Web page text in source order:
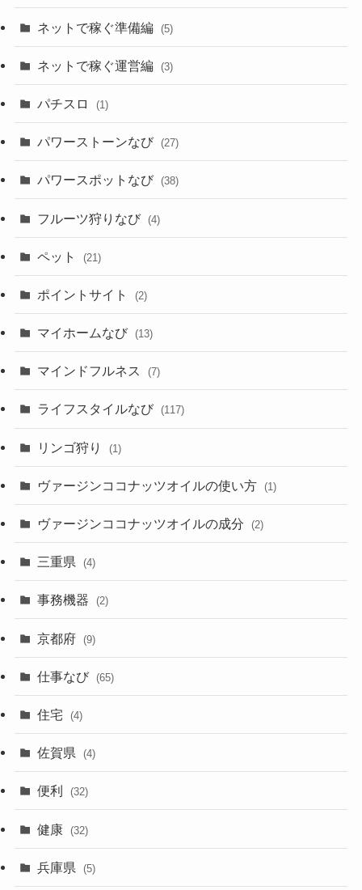
ネットで稼ぐ準備編 (5)
ネットで稼ぐ運営編 (3)
パチスロ (1)
パワーストーンなび (27)
パワースポットなび (38)
フルーツ狩りなび (4)
ペット (21)
ポイントサイト (2)
マイホームなび (13)
マインドフルネス (7)
ライフスタイルなび (117)
リンゴ狩り (1)
ヴァージンココナッツオイルの使い方 (1)
ヴァージンココナッツオイルの成分 (2)
三重県 (4)
事務機器 (2)
京都府 (9)
仕事なび (65)
住宅 (4)
佐賀県 (4)
便利 (32)
健康 (32)
兵庫県 (5)